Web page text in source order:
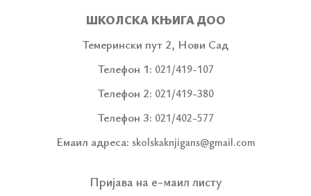
ШКОЛСКА КЊИГА ДОО
Темерински пут 2, Нови Сад
Телефон 1: 021/419-107
Телефон 2: 021/419-380
Телефон 3: 021/402-577
Емаил адреса: skolskaknjigans@gmail.com
Пријава на е-маил листу